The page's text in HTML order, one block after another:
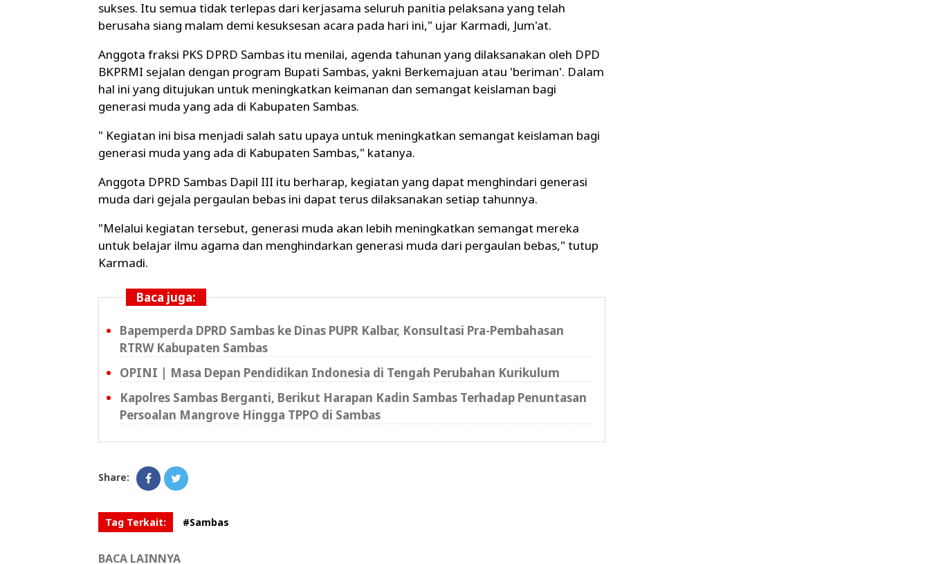
sukses. Itu semua tidak terlepas dari kerjasama seluruh panitia pelaksana yang telah
berusaha siang malam demi kesuksesan acara pada hari ini," ujar Karmadi, Jum'at.
Anggota fraksi PKS DPRD Sambas itu menilai, agenda tahunan yang dilaksanakan oleh DPD
BKPRMI sejalan dengan program Bupati Sambas, yakni Berkemajuan atau 'beriman'. Dalam
hal ini yang ditujukan untuk meningkatkan keimanan dan semangat keislaman bagi
generasi muda yang ada di Kabupaten Sambas.
" Kegiatan ini bisa menjadi salah satu upaya untuk meningkatkan semangat keislaman bagi
generasi muda yang ada di Kabupaten Sambas," katanya.
Anggota DPRD Sambas Dapil III itu berharap, kegiatan yang dapat menghindari generasi
muda dari gejala pergaulan bebas ini dapat terus dilaksanakan setiap tahunnya.
"Melalui kegiatan tersebut, generasi muda akan lebih meningkatkan semangat mereka
untuk belajar ilmu agama dan menghindarkan generasi muda dari pergaulan bebas," tutup
Karmadi.
Baca juga:
Bapemperda DPRD Sambas ke Dinas PUPR Kalbar, Konsultasi Pra-Pembahasan
RTRW Kabupaten Sambas
OPINI | Masa Depan Pendidikan Indonesia di Tengah Perubahan Kurikulum
Kapolres Sambas Berganti, Berikut Harapan Kadin Sambas Terhadap Penuntasan
Persoalan Mangrove Hingga TPPO di Sambas
Share:
Tag Terkait: #Sambas
BACA LAINNYA